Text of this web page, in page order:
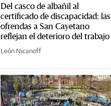
Del casco de albañil al
certificado de discapacidad: las
ofrendas a San Cayetano
reflejan el deterioro del trabajo
León Nicanoff